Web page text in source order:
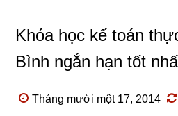
Khóa học kế toán
Bình ngắn hạn tốt
Tháng mười một 17, 2014